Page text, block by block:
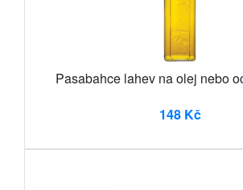
Pasabahce lahev na olej nebo
148 Kč